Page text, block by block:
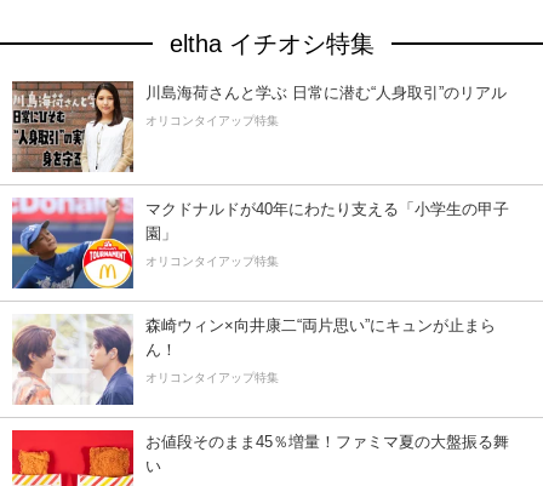
eltha イチオシ特集
川島海荷さんと学ぶ 日常に潜む“人身取引”のリアル
オリコンタイアップ特集
マクドナルドが40年にわたり支える「小学生の甲子
園」
オリコンタイアップ特集
森崎ウィン×向井康二“両片思い”にキュンが止まら
ん！
オリコンタイアップ特集
お値段そのまま45％増量！ファミマ夏の大盤振る舞
い